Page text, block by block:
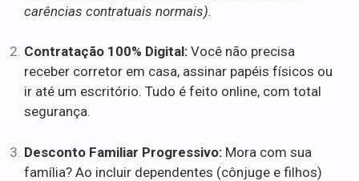
carências contratuais normais).
Contratação 100% Digital: Você não precisa
receber corretor em casa, assinar papéis físicos ou
ir até um escritório. Tudo é feito online, com total
segurança.
Desconto Familiar Progressivo: Mora com sua
família? Ao incluir dependentes (cônjuge e filhos)